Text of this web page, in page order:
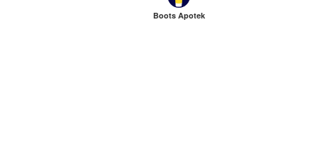
Boots Apotek